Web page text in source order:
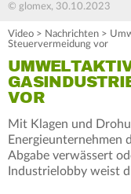
© glomex, 30.10.2023
Video > Nachrichten >
Steuervermeidung vor
VOR
Mit Klagen und
Energieunternehmen
Abgabe verwässert
Industrielobby weist